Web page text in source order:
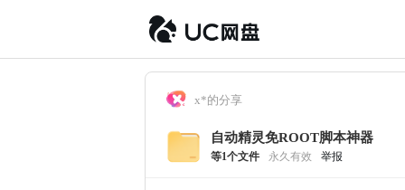
x*的分享
自动精灵免ROOT脚本神器
等1个文件 永久有效 举报